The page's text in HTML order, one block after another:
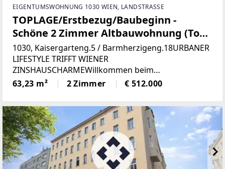
EIGENTUMSWOHNUNG 1030 WIEN, LANDSTRASSE
TOPLAGE/Erstbezug/Baubeginn -
Schöne 2 Zimmer Altbauwohnung (Top
23)
1030, Kaisergarteng.5 / Barmherzigeng.18URBANER
LIFESTYLE TRIFFT WIENER
ZINSHAUSCHARMEWillkommen beim
Projekt „KAISER1030“. In einem schönen
Jahrhundertwendehaus werden
Parallel
63,23 m² 2 Zimmer € 512.000